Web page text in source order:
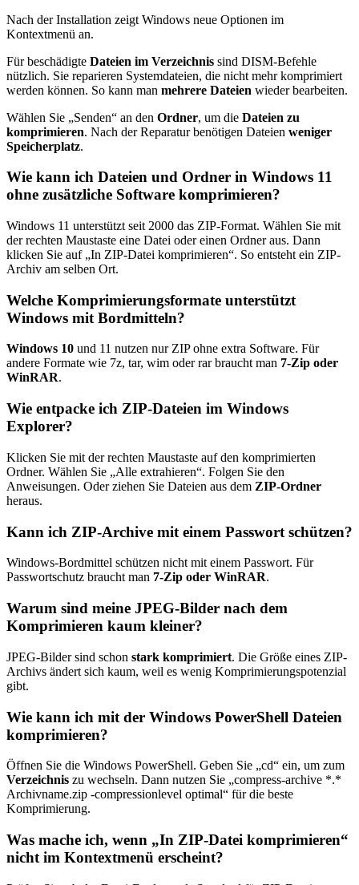
Nach der Installation zeigt Windows neue Optionen im
Kontextmenü an.
Für beschädigte Dateien im Verzeichnis sind DISM-Befehle
nützlich. Sie reparieren Systemdateien, die nicht mehr komprimiert
werden können. So kann man mehrere Dateien wieder bearbeiten.
Wählen Sie „Senden“ an den Ordner, um die Dateien zu
komprimieren. Nach der Reparatur benötigen Dateien weniger
Speicherplatz.
Wie kann ich Dateien und Ordner in Windows 11
ohne zusätzliche Software komprimieren?
Windows 11 unterstützt seit 2000 das ZIP-Format. Wählen Sie mit
der rechten Maustaste eine Datei oder einen Ordner aus. Dann
klicken Sie auf „In ZIP-Datei komprimieren“. So entsteht ein ZIP-
Archiv am selben Ort.
Welche Komprimierungsformate unterstützt
Windows mit Bordmitteln?
Windows 10 und 11 nutzen nur ZIP ohne extra Software. Für
andere Formate wie 7z, tar, wim oder rar braucht man 7-Zip oder
WinRAR.
Wie entpacke ich ZIP-Dateien im Windows
Explorer?
Klicken Sie mit der rechten Maustaste auf den komprimierten
Ordner. Wählen Sie „Alle extrahieren“. Folgen Sie den
Anweisungen. Oder ziehen Sie Dateien aus dem ZIP-Ordner
heraus.
Kann ich ZIP-Archive mit einem Passwort schützen?
Windows-Bordmittel schützen nicht mit einem Passwort. Für
Passwortschutz braucht man 7-Zip oder WinRAR.
Warum sind meine JPEG-Bilder nach dem
Komprimieren kaum kleiner?
JPEG-Bilder sind schon stark komprimiert. Die Größe eines ZIP-
Archivs ändert sich kaum, weil es wenig Komprimierungspotenzial
gibt.
Wie kann ich mit der Windows PowerShell Dateien
komprimieren?
Öffnen Sie die Windows PowerShell. Geben Sie „cd“ ein, um zum
Verzeichnis zu wechseln. Dann nutzen Sie „compress-archive *.*
Archivname.zip -compressionlevel optimal“ für die beste
Komprimierung.
Was mache ich, wenn „In ZIP-Datei komprimieren“
nicht im Kontextmenü erscheint?